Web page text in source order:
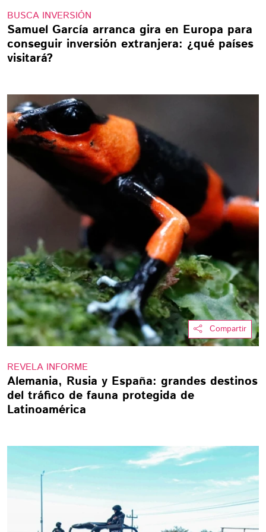
BUSCA INVERSIÓN
Samuel García arranca gira en Europa para
conseguir inversión extranjera: ¿qué países
visitará?
Compartir
REVELA INFORME
Alemania, Rusia y España: grandes destinos
del tráfico de fauna protegida de
Latinoamérica